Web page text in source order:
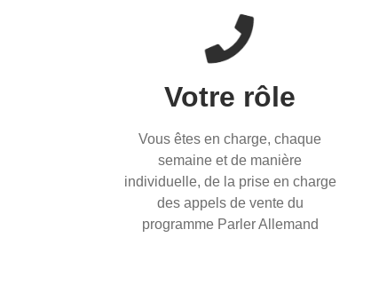
Votre rôle
Vous êtes en charge, chaque
semaine et de manière
individuelle, de la prise en charge
des appels de vente du
programme Parler Allemand